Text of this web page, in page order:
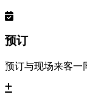
预订
预订与现场来客一